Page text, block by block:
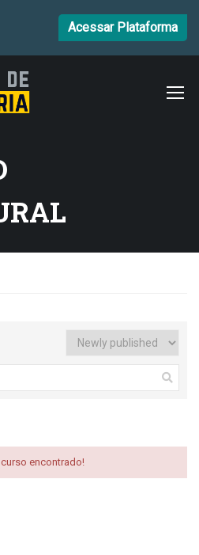
Acessar Plataforma
encontrado!